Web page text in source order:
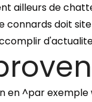
ailleurs de
connards doit
en ^par